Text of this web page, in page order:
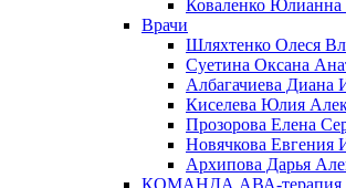
Коваленко
Врачи
Шляхтенко Олеся
Суетина Оксана
Албагачиева Диана
Киселева Юлия
Прозорова Елена
Новячкова Евгения
Архипова Дарья